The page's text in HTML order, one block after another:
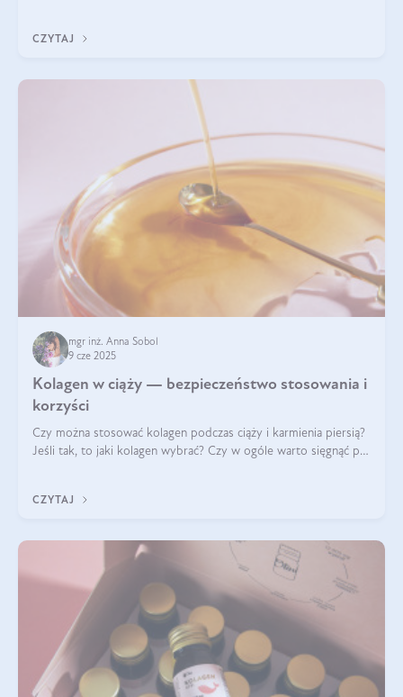
CZYTAJ
mgr inż. Anna Sobol
9 cze 2025
Kolagen w ciąży — bezpieczeństwo stosowania i
korzyści
Czy można stosować kolagen podczas ciąży i karmienia piersią?
Jeśli tak, to jaki kolagen wybrać? Czy w ogóle warto sięgnąć po
CZYTAJ